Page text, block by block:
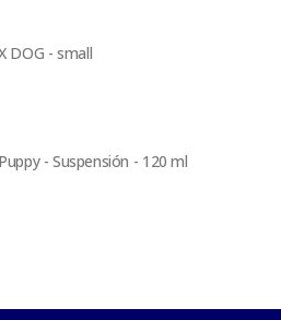
DOG - small
- Suspensión - 120 ml